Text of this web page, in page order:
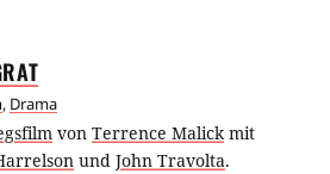
, Drama
von Terrence Malickmit
und John Travolta.